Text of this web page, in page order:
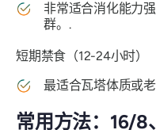
非常适合消化能力
群。.
短期禁食（12-24小时）
最适合瓦塔体质或
常用方法：16/8